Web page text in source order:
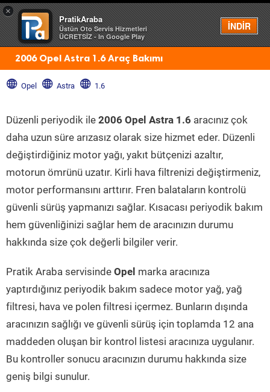
×
PratikAraba
Üstün Oto Servis Hizmetleri
ÜCRETSİZ - In Google Play
İNDİR
Menü
2006 Opel Astra 1.6 Araç Bakımı
Opel Astra 1.6
Düzenli periyodik ile 2006 Opel Astra 1.6 aracınız çok
daha uzun süre arızasız olarak size hizmet eder. Düzenli
değiştirdiğiniz motor yağı, yakıt bütçenizi azaltır,
motorun ömrünü uzatır. Kirli hava filtrenizi değiştirmeniz,
motor performansını arttırır. Fren balataların kontrolü
güvenli sürüş yapmanızı sağlar. Kısacası periyodik bakım
hem güvenliğinizi sağlar hem de aracınızın durumu
hakkında size çok değerli bilgiler verir.
Pratik Araba servisinde Opel marka aracınıza
yaptırdığınız periyodik bakım sadece motor yağ, yağ
filtresi, hava ve polen filtresi içermez. Bunların dışında
aracınızın sağlığı ve güvenli sürüş için toplamda 12 ana
maddeden oluşan bir kontrol listesi aracınıza uygulanır.
Bu kontroller sonucu aracınızın durumu hakkında size
geniş bilgi sunulur.